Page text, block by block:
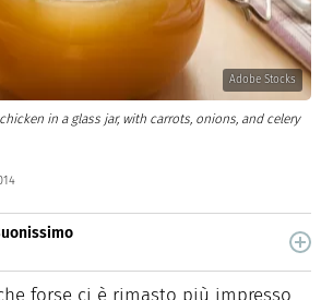
Adobe Stocks
in a glass jar, with carrots, onions, and celery
veloci, facili e spiegate passo passo.